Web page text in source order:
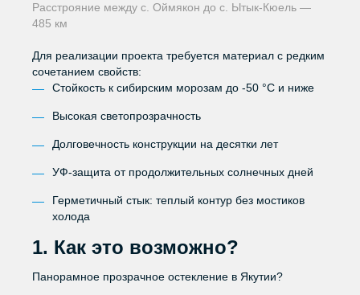
Расстрояние между с. Оймякон до с. Ытык-Кюель —
485 км
Для реализации проекта требуется материал с редким
сочетанием свойств:
Стойкость к сибирским морозам до -50 °C и ниже
Высокая светопрозрачность
Долговечность конструкции на десятки лет
УФ-защита от продолжительных солнечных дней
Герметичный стык: теплый контур без мостиков
холода
1. Как это возможно?
Панорамное прозрачное остекление в Якутии?
Событие
Строительство
Техподдержка
Сертификаты
Презентации и буклеты
Инструкции по монтажу
Готовые решения
мой
ИЗГОТОВЛЕН НА
ИТАЛЬЯНСКОМ
НЕМЕЦКАЯ УФ-